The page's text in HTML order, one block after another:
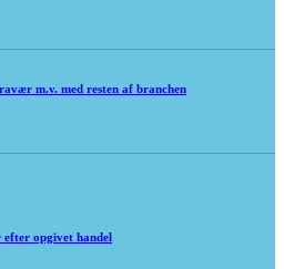
m.v. med resten af branchen
efter opgivet handel